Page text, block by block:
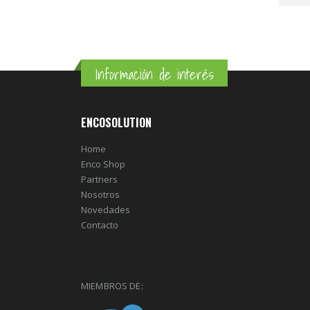
Información de interés
ENCOSOLUTION
Home
Enco Shop
Partners
Nosotros
Novedades
Contacto
MIEMBROS DE: